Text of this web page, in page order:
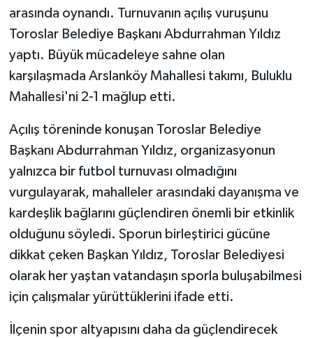
arasında oynandı. Turnuvanın açılış vuruşunu
Toroslar Belediye Başkanı Abdurrahman Yıldız
yaptı. Büyük mücadeleye sahne olan
karşılaşmada Arslanköy Mahallesi takımı, Buluklu
Mahallesi'ni 2-1 mağlup etti.
Açılış töreninde konuşan Toroslar Belediye
Başkanı Abdurrahman Yıldız, organizasyonun
yalnızca bir futbol turnuvası olmadığını
vurgulayarak, mahalleler arasındaki dayanışma ve
kardeşlik bağlarını güçlendiren önemli bir etkinlik
olduğunu söyledi. Sporun birleştirici gücüne
dikkat çeken Başkan Yıldız, Toroslar Belediyesi
olarak her yaştan vatandaşın sporla buluşabilmesi
için çalışmalar yürüttüklerini ifade etti.
İlçenin spor altyapısını daha da güçlendirecek